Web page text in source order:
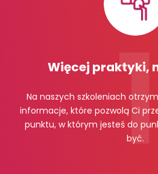
Więcej praktyki,
Na naszych szkoleniach
informacje, które pozwolą Ci
punktu, w którym jesteś do
być.